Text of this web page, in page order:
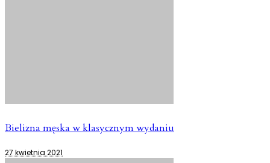
Bielizna męska w klasycznym wydaniu
27 kwietnia 2021